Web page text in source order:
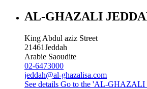
AL-GHAZALI
King Abdul aziz Street
21461Jeddah
Arabie Saoudite
02-6473000
jeddah@al-ghazalisa.com
See details Go to the 'AL-